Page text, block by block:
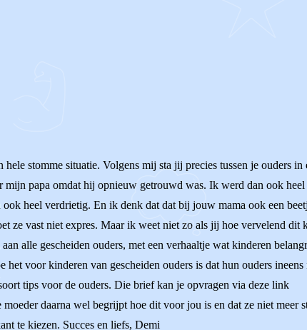
stomme situatie. Volgens mij sta jij precies tussen je ouders
papa omdat hij opnieuw getrouwd was. Ik werd dan ook
heel verdrietig. En ik denk dat dat bij jouw mama ook een
ze vast niet expres. Maar ik weet niet zo als jij hoe vervelend dit
alle gescheiden ouders, met een verhaaltje wat kinderen
voor kinderen van gescheiden ouders is dat hun ouders
tips voor de ouders. Die brief kan je opvragen via deze link
daarna wel begrijpt hoe dit voor jou is en dat ze niet meer
te kiezen. Succes en liefs, Demi